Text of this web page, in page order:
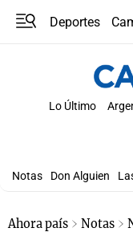
Deportes
Lo Último
Notas Don Alguien
Ahora país Notas